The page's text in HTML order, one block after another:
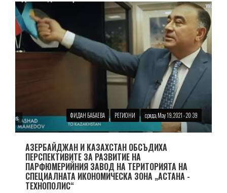
ФИДАН БАБАЕВА РЕГИОНИ сряда, May 19, 2021 - 20:39
АЗЕРБАЙДЖАН И КАЗАХСТАН ОБСЪДИХА
ПЕРСПЕКТИВИТЕ ЗА РАЗВИТИЕ НА
ПАРФЮМЕРИЙНИЯ ЗАВОД НА ТЕРИТОРИЯТА НА
СПЕЦИАЛНАТА ИКОНОМИЧЕСКА ЗОНА „АСТАНА -
ТЕХНОПОЛИС“